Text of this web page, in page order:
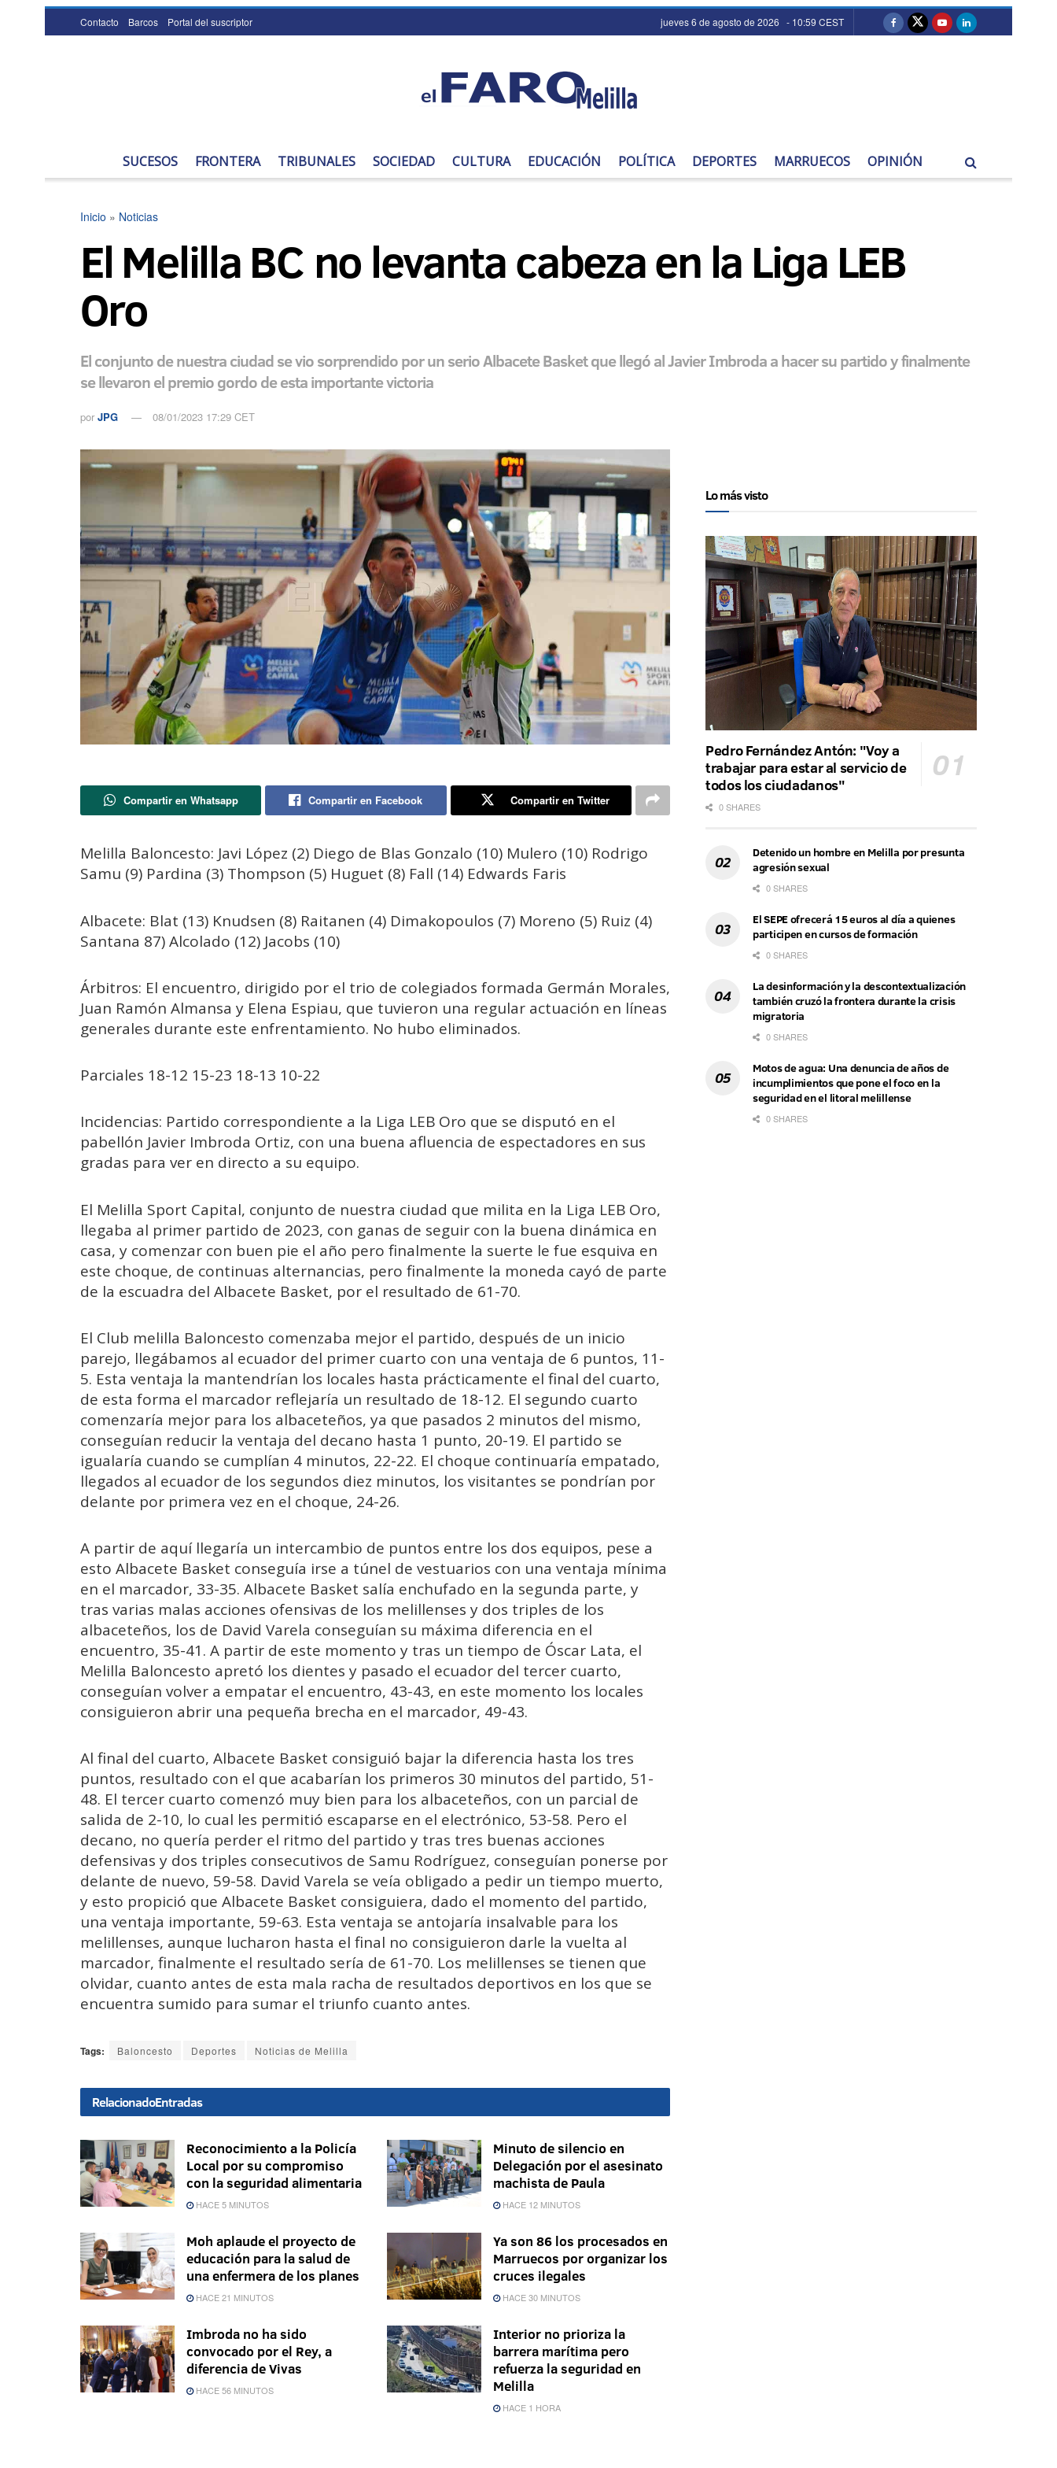
Contacto Barcos Portal del suscriptor jueves 6 de agosto de 2026 - 10:59 CEST
SUCESOS FRONTERA TRIBUNALES SOCIEDAD CULTURA EDUCACIÓN POLÍTICA DEPORTES MARRUECOS OPINIÓN
Inicio » Noticias
El Melilla BC no levanta cabeza en la Liga LEB
Oro
El conjunto de nuestra ciudad se vio sorprendido por un serio Albacete Basket que llegó al Javier Imbroda a hacer su partido y finalmente
se llevaron el premio gordo de esta importante victoria
por JPG 08/01/2023 17:29 CET
Compartir en Whatsapp Compartir en Facebook Compartir en Twitter
Melilla Baloncesto: Javi López (2) Diego de Blas Gonzalo (10) Mulero (10) Rodrigo
Samu (9) Pardina (3) Thompson (5) Huguet (8) Fall (14) Edwards Faris
Albacete: Blat (13) Knudsen (8) Raitanen (4) Dimakopoulos (7) Moreno (5) Ruiz (4)
Santana 87) Alcolado (12) Jacobs (10)
Árbitros: El encuentro, dirigido por el trio de colegiados formada Germán Morales,
Juan Ramón Almansa y Elena Espiau, que tuvieron una regular actuación en líneas
generales durante este enfrentamiento. No hubo eliminados.
Parciales 18-12 15-23 18-13 10-22
Incidencias: Partido correspondiente a la Liga LEB Oro que se disputó en el
pabellón Javier Imbroda Ortiz, con una buena afluencia de espectadores en sus
gradas para ver en directo a su equipo.
El Melilla Sport Capital, conjunto de nuestra ciudad que milita en la Liga LEB Oro,
llegaba al primer partido de 2023, con ganas de seguir con la buena dinámica en
casa, y comenzar con buen pie el año pero finalmente la suerte le fue esquiva en
este choque, de continuas alternancias, pero finalmente la moneda cayó de parte
de la escuadra del Albacete Basket, por el resultado de 61-70.
El Club melilla Baloncesto comenzaba mejor el partido, después de un inicio
parejo, llegábamos al ecuador del primer cuarto con una ventaja de 6 puntos, 11-
5. Esta ventaja la mantendrían los locales hasta prácticamente el final del cuarto,
de esta forma el marcador reflejaría un resultado de 18-12. El segundo cuarto
comenzaría mejor para los albaceteños, ya que pasados 2 minutos del mismo,
conseguían reducir la ventaja del decano hasta 1 punto, 20-19. El partido se
igualaría cuando se cumplían 4 minutos, 22-22. El choque continuaría empatado,
llegados al ecuador de los segundos diez minutos, los visitantes se pondrían por
delante por primera vez en el choque, 24-26.
A partir de aquí llegaría un intercambio de puntos entre los dos equipos, pese a
esto Albacete Basket conseguía irse a túnel de vestuarios con una ventaja mínima
en el marcador, 33-35. Albacete Basket salía enchufado en la segunda parte, y
tras varias malas acciones ofensivas de los melillenses y dos triples de los
albaceteños, los de David Varela conseguían su máxima diferencia en el
encuentro, 35-41. A partir de este momento y tras un tiempo de Óscar Lata, el
Melilla Baloncesto apretó los dientes y pasado el ecuador del tercer cuarto,
conseguían volver a empatar el encuentro, 43-43, en este momento los locales
consiguieron abrir una pequeña brecha en el marcador, 49-43.
Al final del cuarto, Albacete Basket consiguió bajar la diferencia hasta los tres
puntos, resultado con el que acabarían los primeros 30 minutos del partido, 51-
48. El tercer cuarto comenzó muy bien para los albaceteños, con un parcial de
salida de 2-10, lo cual les permitió escaparse en el electrónico, 53-58. Pero el
decano, no quería perder el ritmo del partido y tras tres buenas acciones
defensivas y dos triples consecutivos de Samu Rodríguez, conseguían ponerse por
delante de nuevo, 59-58. David Varela se veía obligado a pedir un tiempo muerto,
y esto propició que Albacete Basket consiguiera, dado el momento del partido,
una ventaja importante, 59-63. Esta ventaja se antojaría insalvable para los
melillenses, aunque lucharon hasta el final no consiguieron darle la vuelta al
marcador, finalmente el resultado sería de 61-70. Los melillenses se tienen que
olvidar, cuanto antes de esta mala racha de resultados deportivos en los que se
encuentra sumido para sumar el triunfo cuanto antes.
Tags: Baloncesto Deportes Noticias de Melilla
RelacionadoEntradas
Reconocimiento a la Policía
Local por su compromiso
con la seguridad alimentaria
HACE 5 MINUTOS
Minuto de silencio en
Delegación por el asesinato
machista de Paula
HACE 12 MINUTOS
Moh aplaude el proyecto de
educación para la salud de
una enfermera de los planes
HACE 21 MINUTOS
Ya son 86 los procesados en
Marruecos por organizar los
cruces ilegales
HACE 30 MINUTOS
Imbroda no ha sido
convocado por el Rey, a
diferencia de Vivas
HACE 56 MINUTOS
Interior no prioriza la
barrera marítima pero
refuerza la seguridad en
Melilla
HACE 1 HORA
Lo más visto
Pedro Fernández Antón: "Voy a
trabajar para estar al servicio de
todos los ciudadanos"
0 SHARES
Detenido un hombre en Melilla por presunta
agresión sexual
0 SHARES
El SEPE ofrecerá 15 euros al día a quienes
participen en cursos de formación
0 SHARES
La desinformación y la descontextualización
también cruzó la frontera durante la crisis
migratoria
0 SHARES
Motos de agua: Una denuncia de años de
incumplimientos que pone el foco en la
seguridad en el litoral melillense
0 SHARES